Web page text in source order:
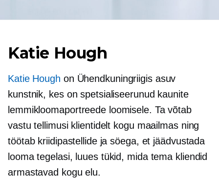
Katie Hough
Katie Hough on Ühendkuningriigis asuv
kunstnik, kes on spetsialiseerunud kaunite
lemmikloomaportreede loomisele. Ta võtab
vastu tellimusi klientidelt kogu maailmas ning
töötab kriidipastellide ja söega, et jäädvustada
looma tegelasi, luues tükid, mida tema kliendid
armastavad kogu elu.